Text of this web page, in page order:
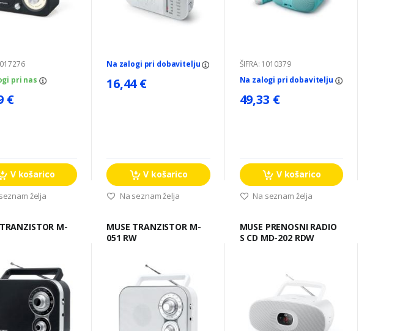
pri nas
€
V košarico
želja
Na zalogi pri dobavitelju
16,44 €
V košarico
Na seznam želja
ŠIFRA: 1010379
Na zalogi pri dobavitelju
49,33 €
V košarico
Na seznam želja
MUSE TRANZISTOR M-
051 RW
MUSE PRENOSNI RADIO
S CD MD-202 RDW